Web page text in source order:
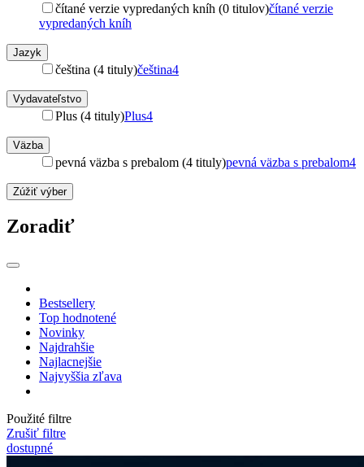
čítané verzie vypredaných kníh (0 titulov)čítané verzie
vypredaných kníh
Jazyk
čeština (4 tituly)čeština4
Vydavateľstvo
Plus (4 tituly)Plus4
Väzba
pevná väzba s prebalom (4 tituly)pevná väzba s prebalom4
Zúžiť výber
Zoradiť
Bestsellery
Top hodnotené
Novinky
Najdrahšie
Najlacnejšie
Najvyššia zľava
Použité filtre
Zrušiť filtre
dostupné